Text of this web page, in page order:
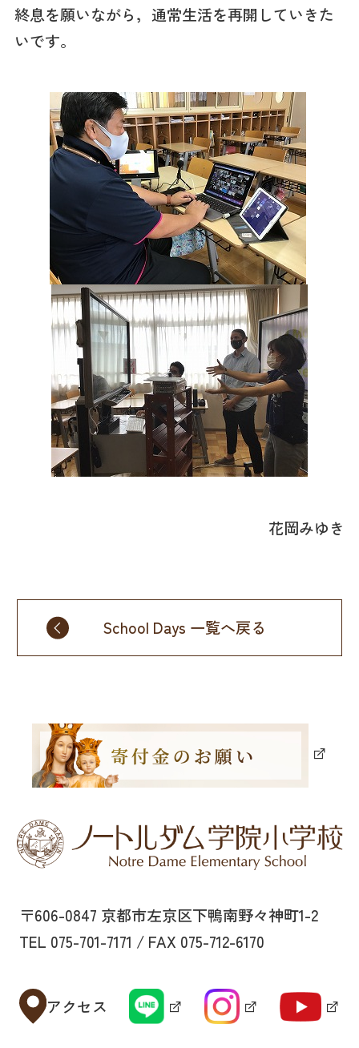
終息を願いながら，通常生活を再開していきた
いです。
花岡みゆき
School Days 一覧へ戻る
〒606-0847 京都市左京区下鴨南野々神町1-2
TEL 075-701-7171 / FAX 075-712-6170
アクセス